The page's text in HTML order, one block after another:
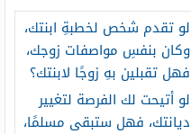
لو تقدم شخص لخطبةِ ابنتك،
وكان بنفسِ مواصفات زوجك،
فهل تقبلين بهِ زوجًا لابنتك؟
لو أتيحت لك الفرصة لتغيير
ديانتك، فهل ستبقى مسلمًا،